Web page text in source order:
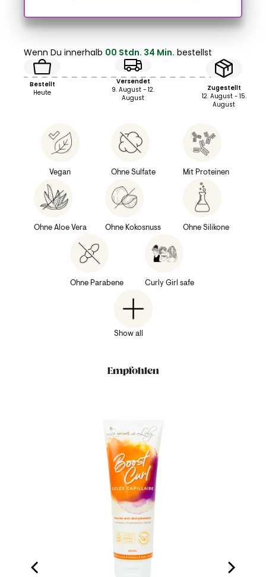
Wenn Du innerhalb 00 Stdn. 34 Min. bestellst
Bestellt
Heute
Versendet
9. August - 12.
August
Zugestellt
12. August - 15.
August
Vegan Ohne Sulfate Mit Proteinen
Ohne Aloe Vera Ohne Kokosnuss Ohne Silikone
Ohne Parabene Curly Girl safe
Show all
Empfohlen